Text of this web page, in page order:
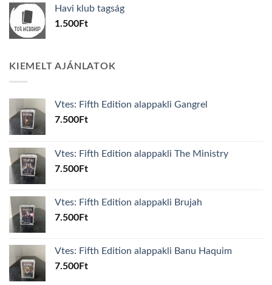
600Ft.100Ft.
Havi klub tagság
1.500Ft
KIEMELT AJÁNLATOK
Vtes: Fifth Edition alappakli Gangrel
7.500Ft
Vtes: Fifth Edition alappakli The Ministry
7.500Ft
Vtes: Fifth Edition alappakli Brujah
7.500Ft
Vtes: Fifth Edition alappakli Banu Haquim
7.500Ft